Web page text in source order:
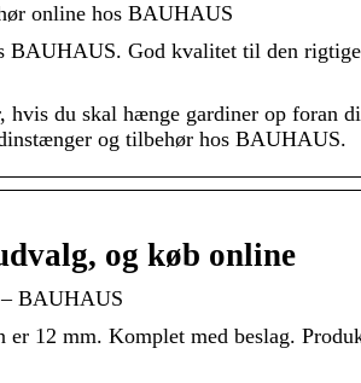
online hos BAUHAUS
BAUHAUS. God kvalitet til den
du skal hænge gardiner op foran
og tilbehør hos BAUHAUS.
og køb online
– BAUHAUS
12 mm. Komplet med beslag.